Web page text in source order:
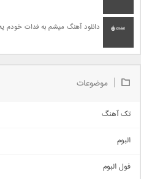
دانلود آهنگ میشم به فدات خودم
موضوعات
تک آهنگ
اجتماعی
البوم
فول البوم